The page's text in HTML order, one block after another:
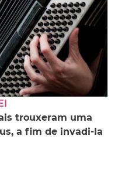
trouxeram uma
a fim de invadi-la